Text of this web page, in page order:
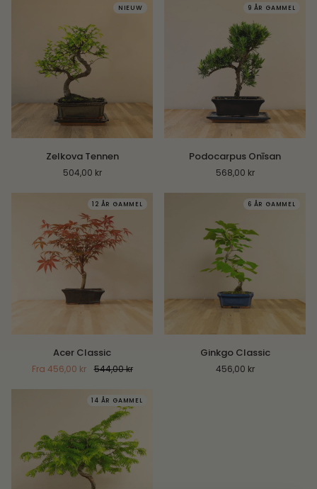
NIEUW
ZelkovaZelkova Tennen
504,00 kr
9 ÅR GAMMEL
Podocarpus
Onīsan
Podocarpus Onīsan
568,00 kr
12 ÅR GAMMEL
Acer Classic
Fra 456,00 kr 544,00 kr
6 ÅR GAMMEL
Ginkgo Classic
456,00 kr
14 ÅR GAMMEL